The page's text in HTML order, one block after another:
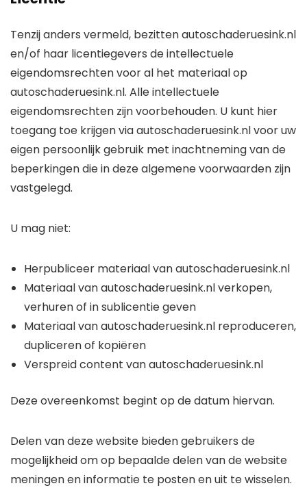
Tenzij anders vermeld, bezitten autoschaderuesink.nl
en/of haar licentiegevers de intellectuele
eigendomsrechten voor al het materiaal op
autoschaderuesink.nl. Alle intellectuele
eigendomsrechten zijn voorbehouden. U kunt hier
toegang toe krijgen via autoschaderuesink.nl voor uw
eigen persoonlijk gebruik met inachtneming van de
beperkingen die in deze algemene voorwaarden zijn
vastgelegd.
U mag niet:
Herpubliceer materiaal van autoschaderuesink.nl
Materiaal van autoschaderuesink.nl verkopen,
verhuren of in sublicentie geven
Materiaal van autoschaderuesink.nl reproduceren,
dupliceren of kopiëren
Verspreid content van autoschaderuesink.nl
Deze overeenkomst begint op de datum hiervan.
Delen van deze website bieden gebruikers de
mogelijkheid om op bepaalde delen van de website
meningen en informatie te posten en uit te wisselen.